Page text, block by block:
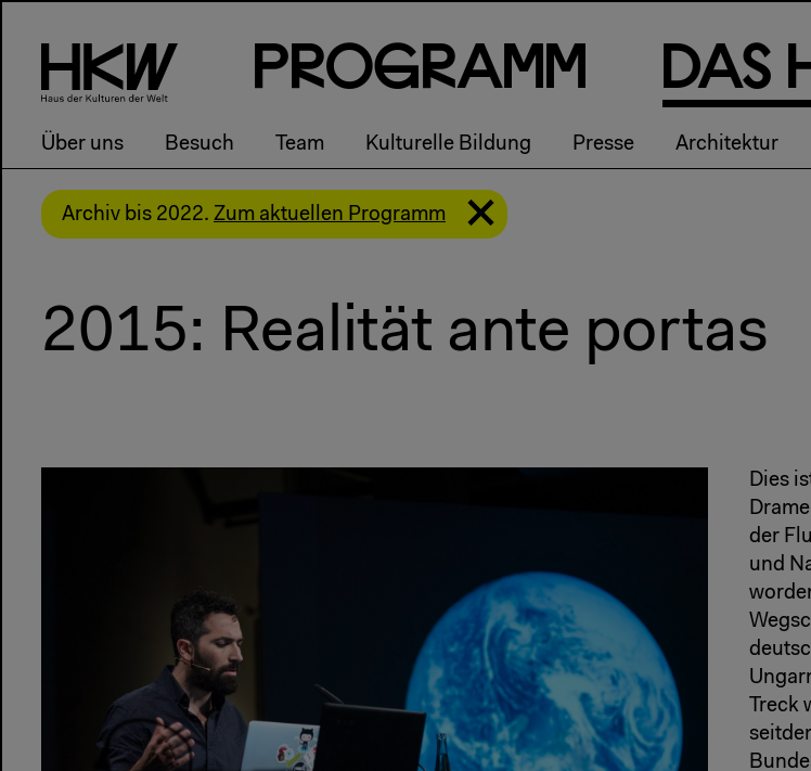
PRog Ram m Das H
Über uns Besuch Team Kulturelle Bildung Presse Architektur
Archiv bis 2022. Zum aktuellen Programm
2015: Realität ante portas
Dies
der
und
Treck